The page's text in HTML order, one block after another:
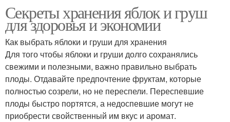
Секреты хранения яблок и груш
для здоровья и экономии
Как выбрать яблоки и груши для хранения
Для того чтобы яблоки и груши долго сохранялись
свежими и полезными, важно правильно выбрать
плоды. Отдавайте предпочтение фруктам, которые
полностью созрели, но не переспели. Переспевшие
плоды быстро портятся, а недоспевшие могут не
приобрести свойственный им вкус и аромат.